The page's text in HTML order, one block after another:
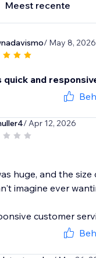
Meest recente
/ May 8, 2026
quick and
/ Apr 12, 2026
huge, and the
imagine ever
customer